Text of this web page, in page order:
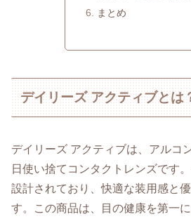
まとめ
デイリーズ アクティブとは
デイリーズ アクティブは、アルコ
日使い捨てコンタクトレンズです
設計されており、快適な装用感と
す。この商品は、目の健康を第一